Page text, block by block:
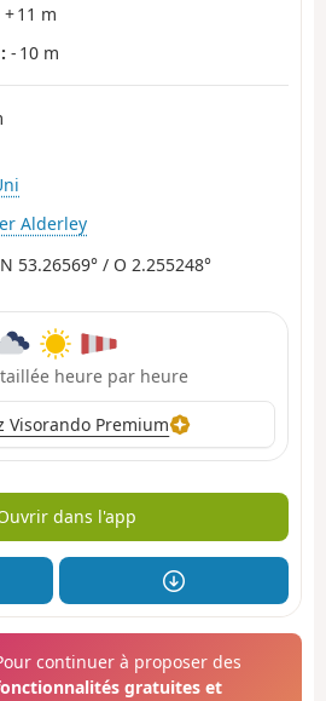
+ 11 m
- 10 m
Alderley
N 53.26569° / O 2.255248°
heure par heure
Visorando Premium
dans l'app
continuer à proposer des
gratuites et